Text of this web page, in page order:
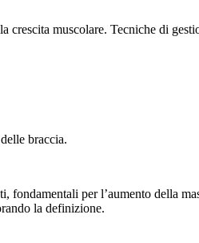
muscolare. Tecniche di
braccia.
per l’aumento della
la definizione.